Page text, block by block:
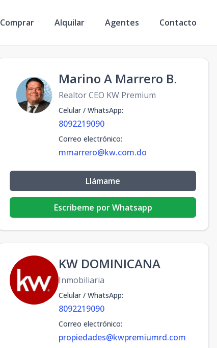
Comprar Alquilar Agentes Contacto
Marino A Marrero B.
Realtor CEO KW Premium
Celular / WhatsApp:
8092219090
Correo electrónico:
mmarrero@kw.com.do
Llámame
Escribeme por Whatsapp
KW DOMINICANA
Inmobiliaria
Celular / WhatsApp:
8092219090
Correo electrónico:
propiedades@kwpremiumrd.com